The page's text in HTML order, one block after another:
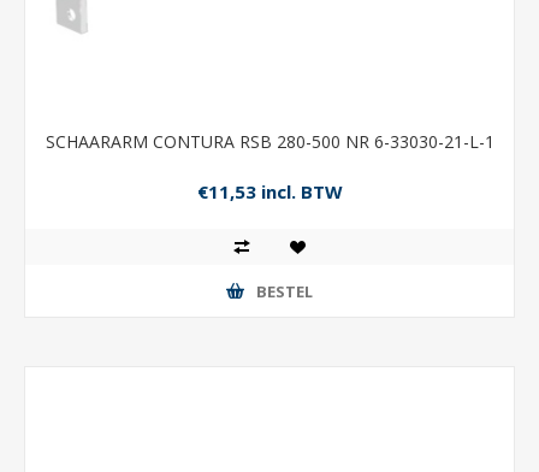
SCHAARARM CONTURA RSB 280-500 NR 6-33030-21-L-1
€11,53 incl. BTW
BESTEL